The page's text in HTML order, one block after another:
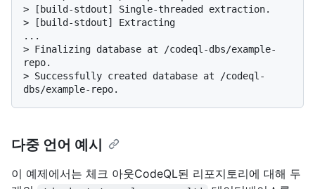
>
[build-stdout] Single-threaded extraction.
>
[build-stdout] Extracting
> Finalizing database at /codeql-dbs/example-
repo.
> Successfully created database at /codeql-
dbs/example-repo.
다중 언어 예시
이 예제에서는 체크 아웃CodeQL된 리포지토리에 대해 두